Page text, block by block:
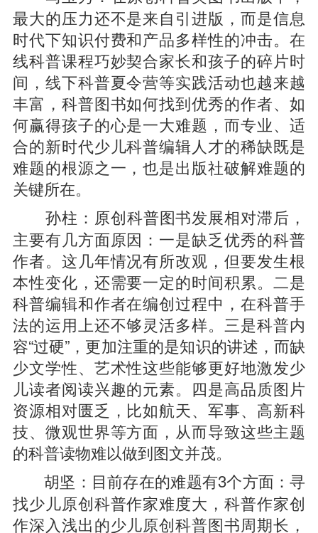
最大的压力还不是来自引进版，而是信息
时代下知识付费和产品多样性的冲击。在
线科普课程巧妙契合家长和孩子的碎片时
间，线下科普夏令营等实践活动也越来越
丰富，科普图书如何找到优秀的作者、如
何赢得孩子的心是一大难题，而专业、适
合的新时代少儿科普编辑人才的稀缺既是
难题的根源之一，也是出版社破解难题的
关键所在。
孙柱： 原创科普图书发展相对滞后，
主要有几方面原因：一是缺乏优秀的科普
作者。这几年情况有所改观，但要发生根
本性变化，还需要一定的时间积累。二是
科普编辑和作者在编创过程中，在科普手
法的运用上还不够灵活多样。三是科普内
容“过硬”，更加注重的是知识的讲述，而缺
少文学性、艺术性这些能够更好地激发少
儿读者阅读兴趣的元素。四是高品质图片
资源相对匮乏，比如航天、军事、高新科
技、微观世界等方面，从而导致这些主题
的科普读物难以做到图文并茂。
胡坚： 目前存在的难题有3个方面：寻
找少儿原创科普作家难度大，科普作家创
作深入浅出的少儿原创科普图书周期长，